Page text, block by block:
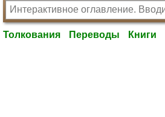
Толкования Переводы Книги